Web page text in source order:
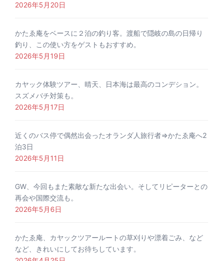
2026年5月20日
かたゑ庵をベースに２泊の釣り客。渡船で隠岐の島の日帰り
釣り、この使い方をゲストもおすすめ。
2026年5月19日
カヤック体験ツアー、晴天、日本海は最高のコンデション。
スズメバチ対策も。
2026年5月17日
近くのバス停で偶然出会ったオランダ人旅行者⇒かたゑ庵へ2
泊3日
2026年5月11日
GW、今回もまた素敵な新たな出会い。そしてリピーターとの
再会や国際交流も。
2026年5月6日
かたゑ庵、カヤックツアールートの草刈りや漂着ごみ、など
など、きれいにしてお待ちしています。